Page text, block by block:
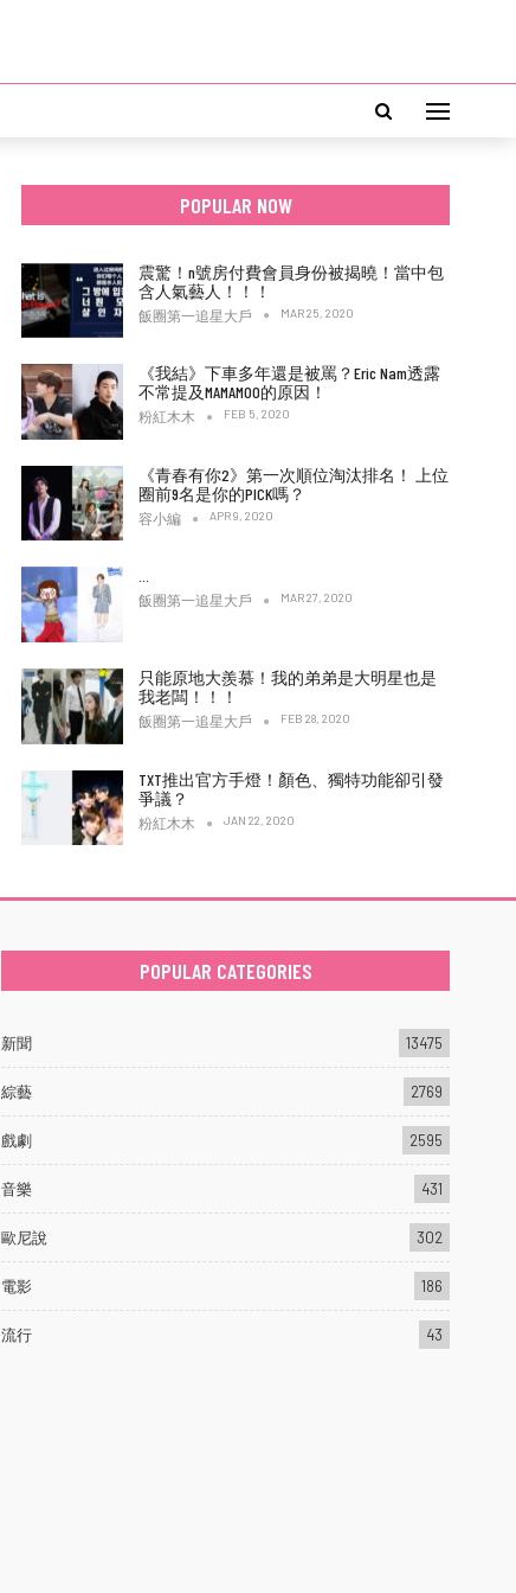
POPULAR NOW
震驚！n號房付費會員身份被揭曉！當中包
含人氣藝人！！！
飯圈第一追星大戶 MAR 25, 2020
《我結》下車多年還是被罵？Eric Nam透露
不常提及MAMAMOO的原因！
粉紅木木 FEB 5, 2020
《青春有你2》第一次順位淘汰排名！ 上位
圈前9名是你的PICK嗎？
容小編 APR 9, 2020
飯圈第一追星大戶 MAR 27, 2020
只能原地大羨慕！我的弟弟是大明星也是
我老闆！！！
飯圈第一追星大戶 FEB 28, 2020
TXT推出官方手燈！顏色、獨特功能卻引發
爭議？
粉紅木木 JAN 22, 2020
POPULAR CATEGORIES
新聞 13475
綜藝 2769
戲劇 2595
音樂 431
歐尼說 302
電影 186
流行 43